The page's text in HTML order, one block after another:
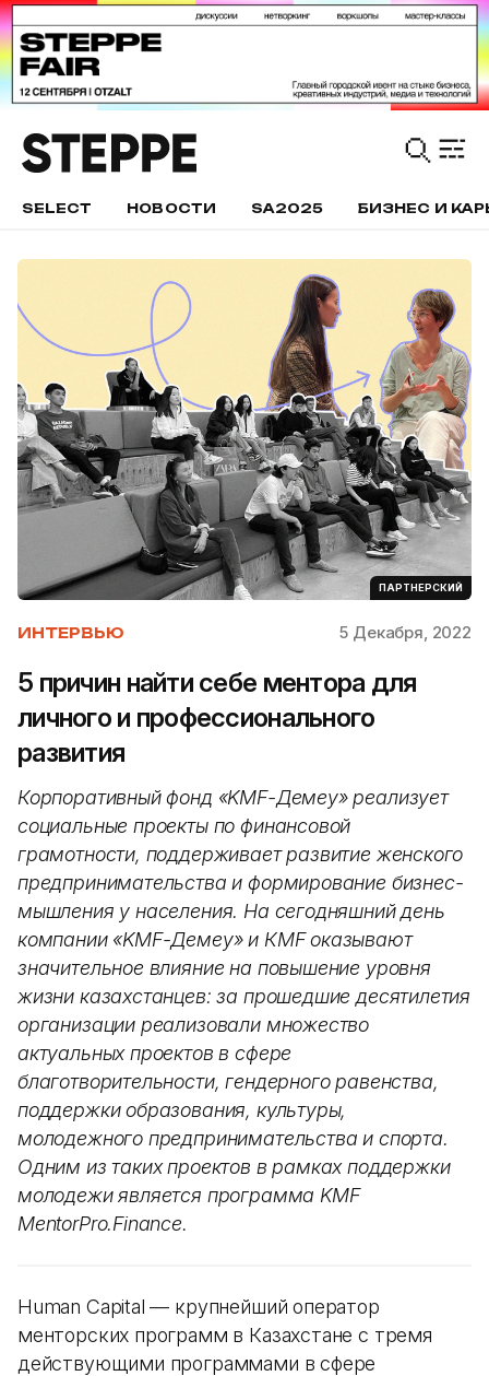
SELECT НОВОСТИ SA2025 БИЗНЕС И
ПАРТНЕРСКИЙ
ИНТЕРВЬЮ 5 Декабря, 2022
5 причин найти себе ментора для
личного и профессионального
развития
Корпоративный фонд «KMF-Демеу» реализует
социальные проекты по финансовой
грамотности, поддерживает развитие женского
предпринимательства и формирование бизнес-
мышления у населения. На сегодняшний день
компании «KMF-Демеу» и КMF оказывают
значительное влияние на повышение уровня
жизни казахстанцев: за прошедшие десятилетия
организации реализовали множество
актуальных проектов в сфере
благотворительности, гендерного равенства,
поддержки образования, культуры,
молодежного предпринимательства и спорта.
Одним из таких проектов в рамках поддержки
молодежи является программа KMF
MentorPro.Finance.
Human Capital — крупнейший оператор
менторских программ в Казахстане с тремя
действующими программами в сфере